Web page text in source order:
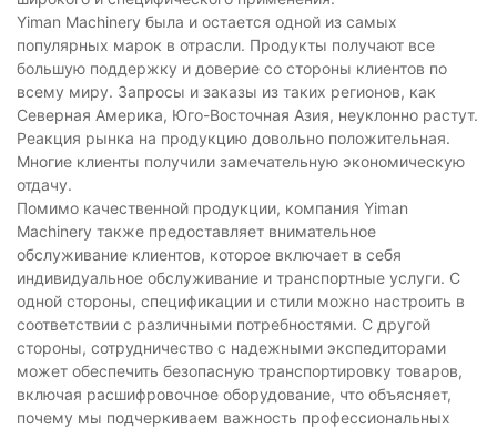
Yiman Machinery была и остается одной из самых
популярных марок в отрасли. Продукты получают все
большую поддержку и доверие со стороны клиентов по
всему миру. Запросы и заказы из таких регионов, как
Северная Америка, Юго-Восточная Азия, неуклонно растут.
Реакция рынка на продукцию довольно положительная.
Многие клиенты получили замечательную экономическую
отдачу.
Помимо качественной продукции, компания Yiman
Machinery также предоставляет внимательное
обслуживание клиентов, которое включает в себя
индивидуальное обслуживание и транспортные услуги. С
одной стороны, спецификации и стили можно настроить в
соответствии с различными потребностями. С другой
стороны, сотрудничество с надежными экспедиторами
может обеспечить безопасную транспортировку товаров,
включая расшифровочное оборудование, что объясняет,
почему мы подчеркиваем важность профессиональных